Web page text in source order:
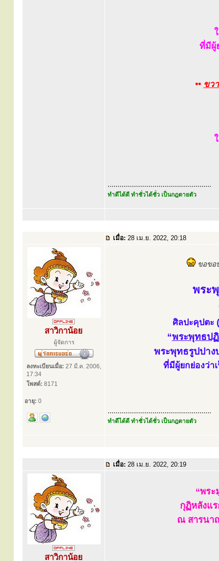
ที่มีผู้
•• ขวา
.....................................................
ทำดีได้ดี ทำชั่วได้ชั่ว เป็นกฎตายตัว
เมื่อ: 28 เม.ย. 2022, 20:18
สาวิกาน้อย
ผู้จัดการ
ลงทะเบียนเมื่อ: 27 มี.ค. 2006,
17:34
โพสต์: 8171
อายุ: 0
ขอขอ
พระ
ศิลปะคุปตะ
“พระพุทธป
พระพุทธรูปปา
ที่มีผู้ยกย่องว่า
.....................................................
ทำดีได้ดี ทำชั่วได้ชั่ว เป็นกฎตายตัว
เมื่อ: 28 เม.ย. 2022, 20:19
สาวิกาน้อย
“พร
กุฏิหลังแ
ณ สารนา